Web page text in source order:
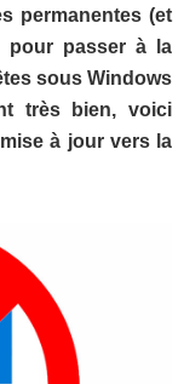
permanentes (et
pour passer à la
sous Windows
très bien, voici
à jour vers la